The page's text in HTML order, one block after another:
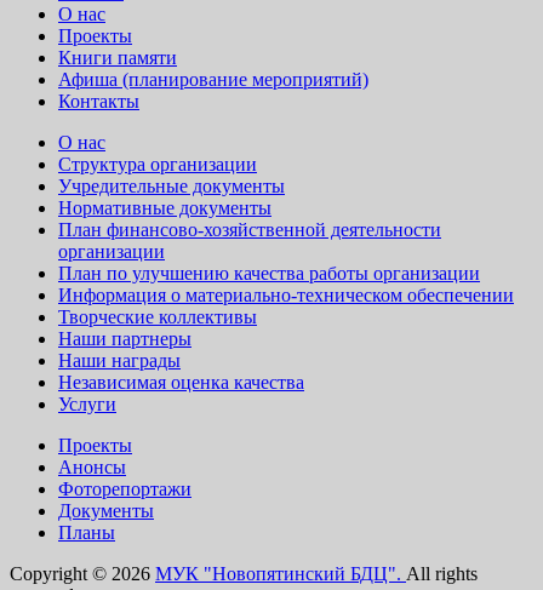
О нас
Проекты
Книги памяти
Афиша (планирование мероприятий)
Контакты
О нас
Структура организации
Учредительные документы
Нормативные документы
План финансово-хозяйственной деятельности
организации
План по улучшению качества работы организации
Информация о материально-техническом обеспечении
Творческие коллективы
Наши партнеры
Наши награды
Независимая оценка качества
Услуги
Проекты
Анонсы
Фоторепортажи
Документы
Планы
Copyright © 2026 МУК "Новопятинский БДЦ". All rights